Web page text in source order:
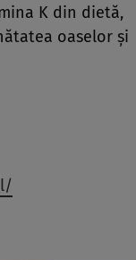
K din dietă,
oaselor și